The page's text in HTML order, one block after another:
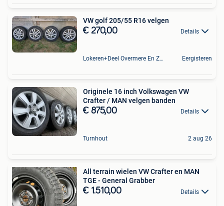
VW golf 205/55 R16 velgen
€ 270,00 Details
Lokeren+Deel Overmere En Zele Eergisteren
Originele 16 inch Volkswagen VW
Crafter / MAN velgen banden
€ 875,00 Details
Turnhout 2 aug 26
All terrain wielen VW Crafter en MAN
TGE - General Grabber
€ 1.510,00 Details